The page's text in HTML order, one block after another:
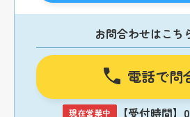
お問合わせはこち
電話で問
現在営業中 【受付時間